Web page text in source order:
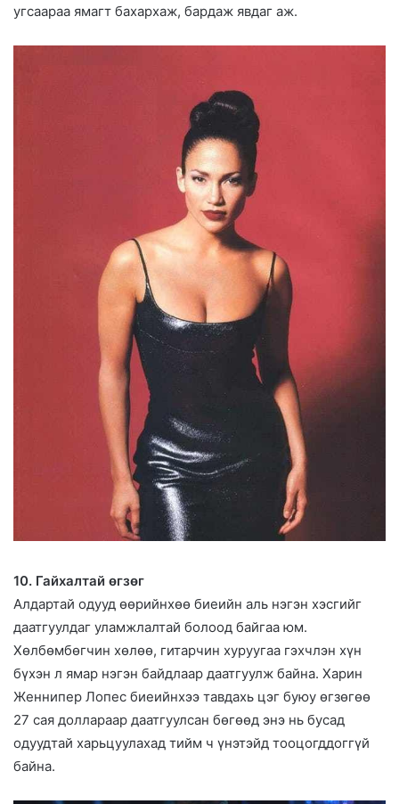
угсаараа ямагт бахархаж, бардаж явдаг аж.
10. Гайхалтай өгзөг
Алдартай одууд өөрийнхөө биеийн аль нэгэн хэсгийг
даатгуулдаг уламжлалтай болоод байгаа юм.
Хөлбөмбөгчин хөлөө, гитарчин хуруугаа гэхчлэн хүн
бүхэн л ямар нэгэн байдлаар даатгуулж байна. Харин
Женнипер Лопес биеийнхээ тавдахь цэг буюу өгзөгөө
27 сая доллараар даатгуулсан бөгөөд энэ нь бусад
одуудтай харьцуулахад тийм ч үнэтэйд тооцогддоггүй
байна.